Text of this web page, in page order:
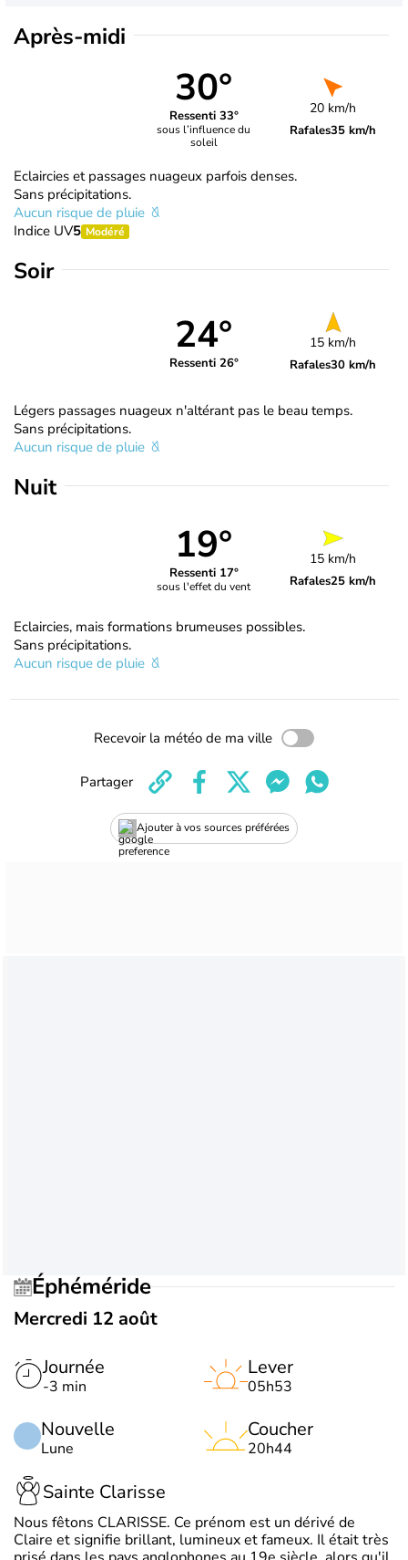
Après-midi
30°
Ressenti 33°
sous l’influence du
soleil
20 km/h
Rafales35 km/h
Eclaircies et passages nuageux parfois denses.
Sans précipitations.
Aucun risque de pluie
Indice UV5 Modéré
Soir
24°
Ressenti 26°
15 km/h
Rafales30 km/h
Légers passages nuageux n'altérant pas le beau temps.
Sans précipitations.
Aucun risque de pluie
Nuit
19°
Ressenti 17°
sous l'effet du vent
15 km/h
Rafales25 km/h
Eclaircies, mais formations brumeuses possibles.
Sans précipitations.
Aucun risque de pluie
Recevoir la météo de ma ville
Ajouter à vos sources préférées
Partager
Éphéméride
Mercredi 12 août
Journée
-3 min
Nouvelle
Lune
Lever
05h53
Coucher
20h44
Sainte Clarisse
Nous fêtons CLARISSE. Ce prénom est un dérivé de
Claire et signifie brillant, lumineux et fameux. Il était très